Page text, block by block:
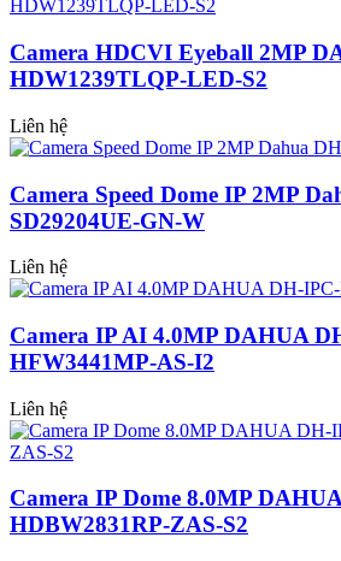
Camera HDCVI Eyeball 2MP
HDW1239TLQP-LED-S2
Liên hệ
Camera Speed Dome IP 2MP
SD29204UE-GN-W
Liên hệ
Camera IP AI 4.0MP DAHUA
HFW3441MP-AS-I2
Liên hệ
Camera IP Dome 8.0MP
HDBW2831RP-ZAS-S2